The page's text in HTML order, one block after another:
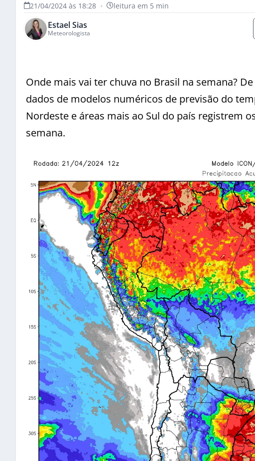
21/04/2024 às 18:28 • leitura em 5 min
Estael Sias
Meteorologista
Onde mais vai ter chuva no Brasil na semana?
dados de modelos numéricos de previsão do
Nordeste e áreas mais ao Sul do país registrem
semana.